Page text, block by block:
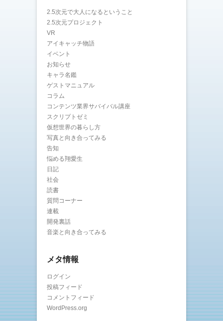
2.5次元で大人になるということ
2.5次元プロジェクト
VR
アイキャッチ物語
イベント
お知らせ
キャラ名鑑
ゲストマニュアル
コラム
コンテンツ業界サバイバル講座
スクリプトゼミ
仮想世界の暮らし方
写真と向き合ってみる
告知
悩める翔愛生
日記
社会
読書
質問コーナー
連載
開発裏話
音楽と向き合ってみる
メタ情報
ログイン
投稿フィード
コメントフィード
WordPress.org